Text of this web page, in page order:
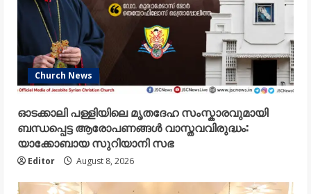
Church News
ഓടക്കാലി പള്ളിയിലെ മൃതദേഹ സംസ്കാരവുമായി
ബന്ധപ്പെട്ട ആരോപണങ്ങൾ വാസ്തവവിരുദ്ധം:
യാക്കോബായ സുറിയാനി സഭ
Editor August 8, 2026